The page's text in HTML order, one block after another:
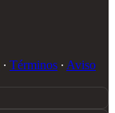
∙ Términos ∙ Aviso